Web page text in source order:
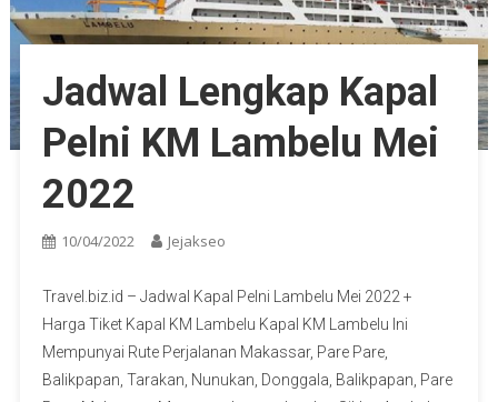
Jadwal Lengkap Kapal
Pelni KM Lambelu Mei
2022
10/04/2022 Jejakseo
Travel.biz.id – Jadwal Kapal Pelni Lambelu Mei 2022 +
Harga Tiket Kapal KM Lambelu Kapal KM Lambelu Ini
Mempunyai Rute Perjalanan Makassar, Pare Pare,
Balikpapan, Tarakan, Nunukan, Donggala, Balikpapan, Pare